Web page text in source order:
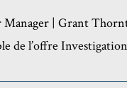
Manager | Grant
de l’offre